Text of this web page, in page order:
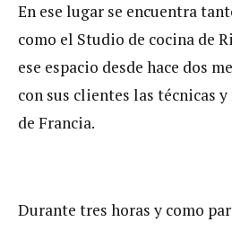
En ese lugar se encuentra
como el Studio de cocina de
ese espacio desde hace dos
con sus clientes las técnicas
de Francia.
Durante tres horas y como